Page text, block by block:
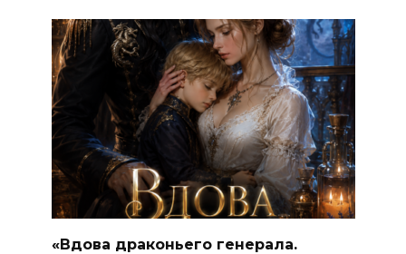
«Вдова драконьего генерала.